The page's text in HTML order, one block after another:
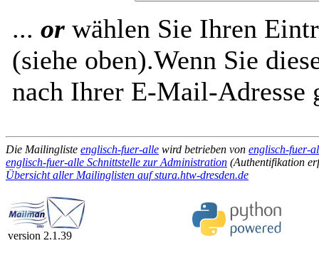
... or wählen Sie Ihren
(siehe oben).Wenn Sie
nach Ihrer E-Mail-Adresse
Die Mailingliste englisch-fuer-alle wird betrieben von englisch-fuer-
englisch-fuer-alle Schnittstelle zur Administration (Authentifikation
Übersicht aller Mailinglisten auf stura.htw-dresden.de
version 2.1.39